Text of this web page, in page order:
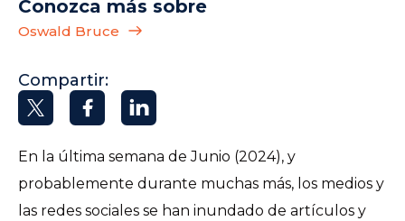
Conozca más sobre
Oswald Bruce
Compartir:
En la última semana de Junio (2024), y
probablemente durante muchas más, los medios y
las redes sociales se han inundado de artículos y